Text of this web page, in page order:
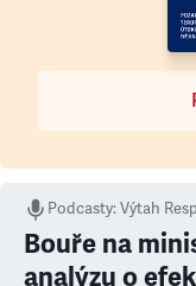
Podcasty:Výtah
Bouře na
analýzu o